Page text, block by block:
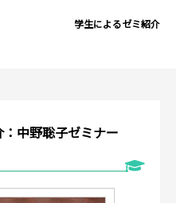
学生によるゼミ紹介
中野聡子ゼミナー